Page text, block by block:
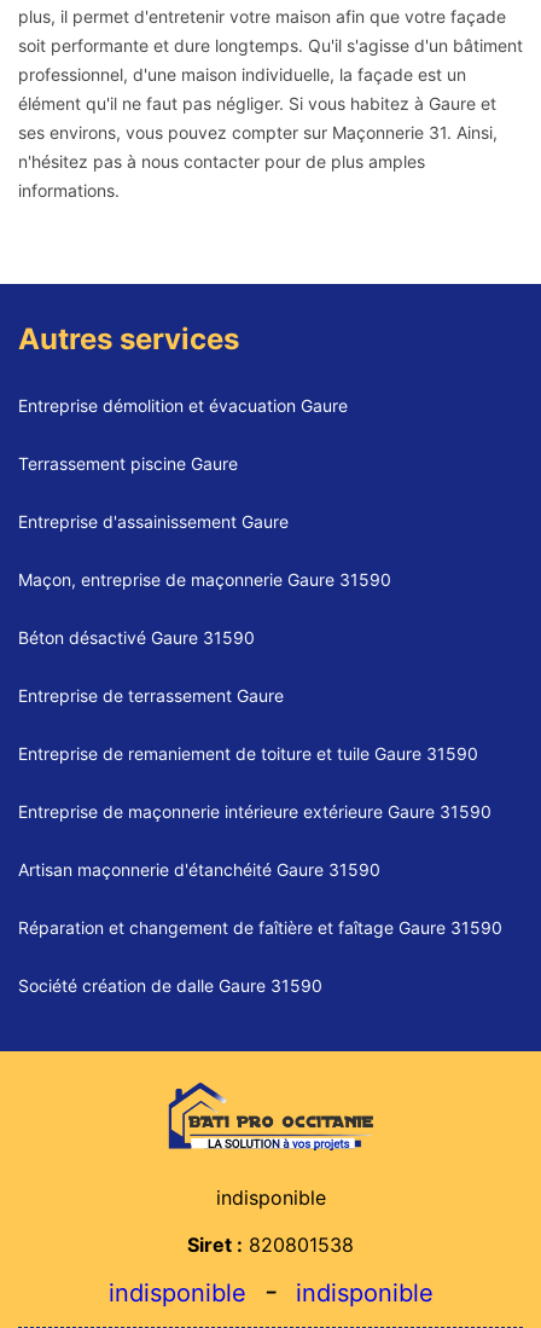
plus, il permet d'entretenir votre maison afin que votre façade
soit performante et dure longtemps. Qu'il s'agisse d'un bâtiment
professionnel, d'une maison individuelle, la façade est un
élément qu'il ne faut pas négliger. Si vous habitez à Gaure et
ses environs, vous pouvez compter sur Maçonnerie 31. Ainsi,
n'hésitez pas à nous contacter pour de plus amples
informations.
Autres services
Entreprise démolition et évacuation Gaure
Terrassement piscine Gaure
Entreprise d'assainissement Gaure
Maçon, entreprise de maçonnerie Gaure 31590
Béton désactivé Gaure 31590
Entreprise de terrassement Gaure
Entreprise de remaniement de toiture et tuile Gaure 31590
Entreprise de maçonnerie intérieure extérieure Gaure 31590
Artisan maçonnerie d'étanchéité Gaure 31590
Réparation et changement de faîtière et faîtage Gaure 31590
Société création de dalle Gaure 31590
indisponible
Siret : 820801538
indisponible - indisponible